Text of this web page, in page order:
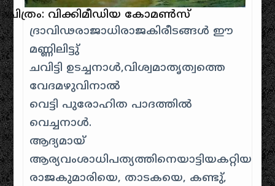
ചിത്രം: വിക്കിമീഡിയ കോമൺസ്
ദ്രാവിഢരാജാധിരാജകിരീടങ്ങള്‍ ഈ
മണ്ണിലിട്ടു്
ചവിട്ടി ഉടച്ചനാള്‍,വിശ്വമാതൃത്വത്തെ
വേദമഴുവിനാല്‍
വെട്ടി പുരോഹിത പാദത്തില്‍
വെച്ചനാള്‍.
ആദ്യമായ്
ആര്യവംശാധിപത്യത്തിനെയാട്ടിയകറ്റിയ
രാജകുമാരിയെ, താടകയെ, കണ്ടു്,